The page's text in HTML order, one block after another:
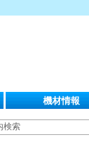
機材情報